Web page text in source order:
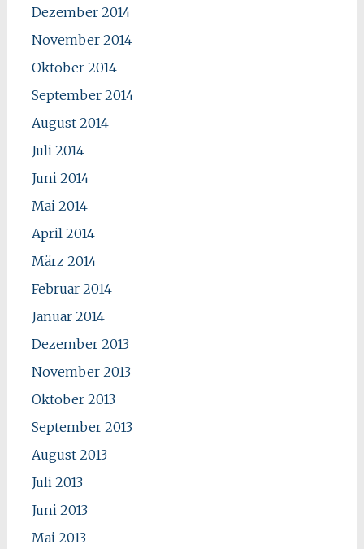
Dezember 2014
November 2014
Oktober 2014
September 2014
August 2014
Juli 2014
Juni 2014
Mai 2014
April 2014
März 2014
Februar 2014
Januar 2014
Dezember 2013
November 2013
Oktober 2013
September 2013
August 2013
Juli 2013
Juni 2013
Mai 2013